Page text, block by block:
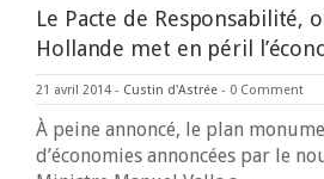
Le Pacte de Responsabilité,
Hollande met en péril
21 avril 2014 - Custin d'Astrée - 0 Comment
À peine annoncé, le plan
d’économies annoncées par le